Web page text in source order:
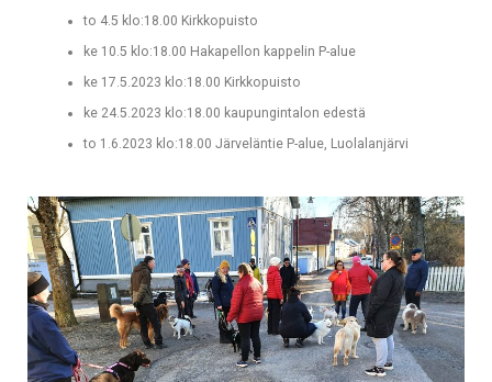
to 4.5 klo:18.00 Kirkkopuisto
ke 10.5 klo:18.00 Hakapellon kappelin P-alue
ke 17.5.2023 klo:18.00 Kirkkopuisto
ke 24.5.2023 klo:18.00 kaupungintalon edestä
to 1.6.2023 klo:18.00 Järveläntie P-alue, Luolalanjärvi